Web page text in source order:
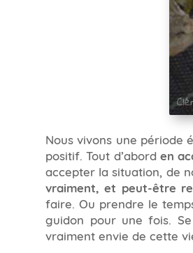
Nous vivons une période
positif. Tout d’aborden
accepter la situation, de
vraiment, et peut-être
faire. Ou prendre le
guidon pour une fois.
vraiment envie de cette